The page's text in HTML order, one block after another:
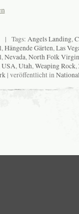
Tags: Angels Landing,
,Hängende Gärten,Las
,Nevada,North Folk
USA,Utah,Weaping Rock,
| veröffentlicht in